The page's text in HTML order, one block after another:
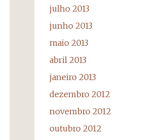
julho 2013
junho 2013
maio 2013
abril 2013
janeiro 2013
dezembro 2012
novembro 2012
outubro 2012